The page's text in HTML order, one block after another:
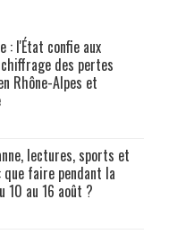
: l'État confie aux
des pertes
Rhône-Alpes et
lectures, sports et
que faire pendant la
10 au 16 août ?